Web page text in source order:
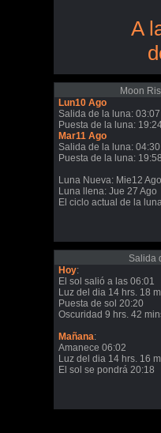
A
Moon
Lun10 Ago
Salida de la luna: 03:07
Puesta de la luna:
Mar11 Ago
Salida de la luna: 04:30
Puesta de la luna: 19:58
Luna Nueva: Mie12 Ago
Luna llena: Jue 27 Ago
El ciclo actual de la
Salida
Hoy:
El sol salió a las 06:01
Luz del dia 14 hrs. 18
Puesta de sol 20:20
Oscuridad 9 hrs. 42
Mañana:
Amanece 06:02
Luz del dia 14 hrs. 16
El sol se pondrá 20:18